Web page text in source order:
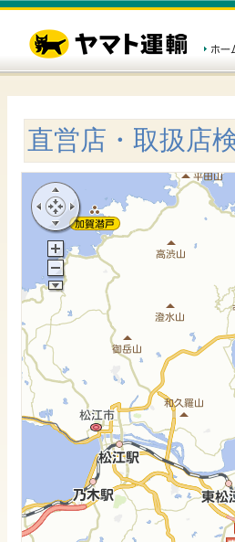
直営店・取扱店